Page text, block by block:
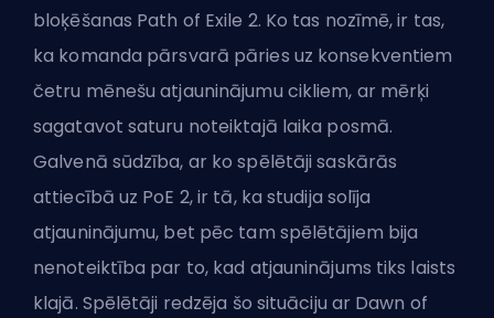
bloķēšanas Path of Exile 2. Ko tas nozīmē, ir tas,
ka komanda pārsvarā pāries uz konsekventiem
četru mēnešu atjauninājumu cikliem, ar mērķi
sagatavot saturu noteiktajā laika posmā.
Galvenā sūdzība, ar ko spēlētāji saskārās
attiecībā uz PoE 2, ir tā, ka studija solīja
atjauninājumu, bet pēc tam spēlētājiem bija
nenoteiktība par to, kad atjauninājums tiks laists
klajā. Spēlētāji redzēja šo situāciju ar Dawn of